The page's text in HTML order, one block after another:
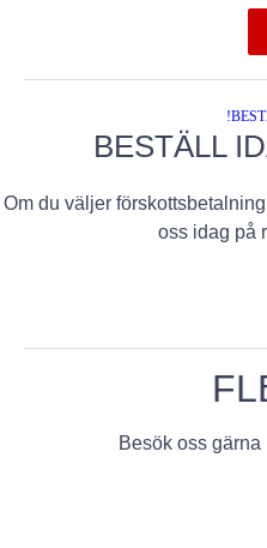
BESTÄLL
Om du väljer
oss idag på
Besök oss